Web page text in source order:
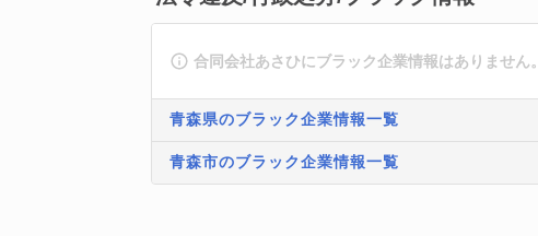
合同会社あさひにブラック企業情報はありません。
青森県のブラック企業情報一覧
青森市のブラック企業情報一覧